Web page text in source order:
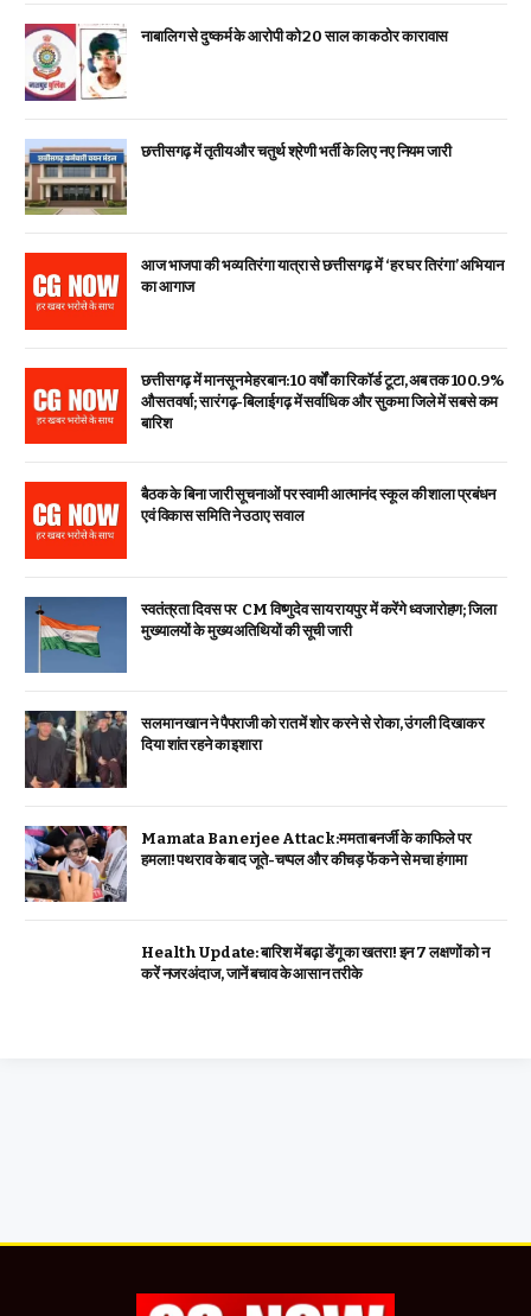
नाबालिग से दुष्कर्म के आरोपी को 20 साल का कठोर कारावास
छत्तीसगढ़ में तृतीय और चतुर्थ श्रेणी भर्ती के लिए नए नियम जारी
आज भाजपा की भव्य तिरंगा यात्रा से छत्तीसगढ़ में ‘हर घर तिरंगा’ अभियान
का आगाज
छत्तीसगढ़ में मानसून मेहरबान: 10 वर्षों का रिकॉर्ड टूटा, अब तक 100.9%
औसत वर्षा; सारंगढ़-बिलाईगढ़ में सर्वाधिक और सुकमा जिले में सबसे कम
बारिश
बैठक के बिना जारी सूचनाओं पर स्वामी आत्मानंद स्कूल की शाला प्रबंधन
एवं विकास समिति ने उठाए सवाल
स्वतंत्रता दिवस पर CM विष्णुदेव साय रायपुर में करेंगे ध्वजारोहण; जिला
मुख्यालयों के मुख्य अतिथियों की सूची जारी
सलमान खान ने पैपराजी को रात में शोर करने से रोका, उंगली दिखाकर
दिया शांत रहने का इशारा
Mamata Banerjee Attack:ममता बनर्जी के काफिले पर
हमला! पथराव के बाद जूते-चप्पल और कीचड़ फेंकने से मचा हंगामा
Health Update: बारिश में बढ़ा डेंगू का खतरा! इन 7 लक्षणों को न
करें नजरअंदाज, जानें बचाव के आसान तरीके